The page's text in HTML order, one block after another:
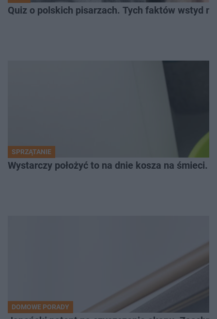
Quiz o polskich pisarzach. Tych faktów wstyd
SPRZĄTANIE
Wystarczy położyć to na dnie kosza na śmieci.
DOMOWE PORADY